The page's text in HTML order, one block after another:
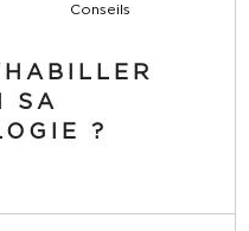
Conseils
SA
?